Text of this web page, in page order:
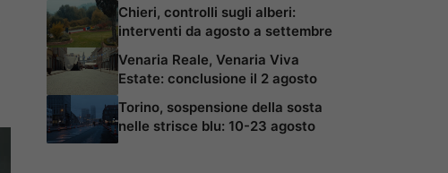
Chieri, controlli sugli alberi:
interventi da agosto a settembre
Venaria Reale, Venaria Viva
Estate: conclusione il 2 agosto
Torino, sospensione della sosta
nelle strisce blu: 10-23 agosto